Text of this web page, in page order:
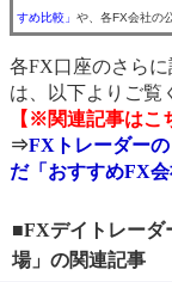
すめ比較」 や、各FX会社の
各FX口座のさら
は、以下よりご覧
【※関連記事はこ
⇒FXトレーダー
だ「おすすめFX
■FXデイトレーダ
場」の関連記事